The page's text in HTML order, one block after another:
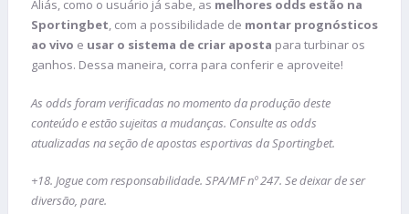
Aliás, como o usuário já sabe, as melhores odds estão na
Sportingbet, com a possibilidade de montar prognósticos
ao vivo e usar o sistema de criar aposta para turbinar os
ganhos. Dessa maneira, corra para conferir e aproveite!
As odds foram verificadas no momento da produção deste
conteúdo e estão sujeitas a mudanças. Consulte as odds
atualizadas na seção de apostas esportivas da Sportingbet.
+18. Jogue com responsabilidade. SPA/MF nº 247. Se deixar de ser
diversão, pare.